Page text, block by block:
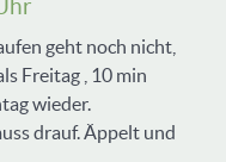
geht noch nicht,
Freitag , 10 min
wieder.
drauf. Äppelt und